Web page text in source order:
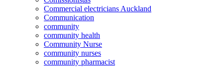
Commercial electricians Auckland
Communication
community
community health
Community Nurse
community nurses
community pharmacist